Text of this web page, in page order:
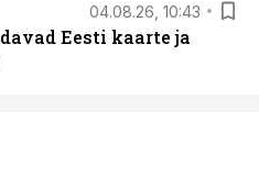
04.08.26, 10:43
Eesti kaarte ja